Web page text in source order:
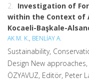
2. Investigation of
within the Context of
Kocaeli-Başkale-
AK M. K., BENLİAY A.
Sustainability,
Design New
ÖZYAVUZ, Editör, Peter